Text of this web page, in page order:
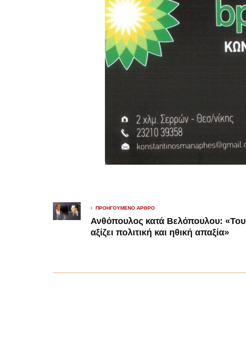
ΠΡΟΗΓΟΎΜΕΝΟ ΆΡΘΡΟ
Ανθόπουλος κατά Βελόπουλου: «Του
αξίζει πολιτική και ηθική απαξία»